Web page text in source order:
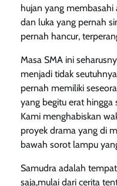
hujan yang membasahi
dan luka yang pernah
pernah hancur,
Masa SMA ini
menjadi tidak
pernah memiliki
yang begitu erat hingga
Kami menghabiskan
proyek drama yang di
bawah sorot lampu
Samudra adalah
saja,mulai dari cerita